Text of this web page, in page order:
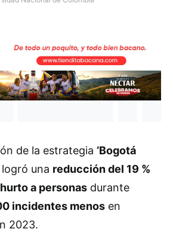
de la estrategia ‘Bogotá
logró una reducción del 19 %
a personas durante
incidentes menos en
2023.